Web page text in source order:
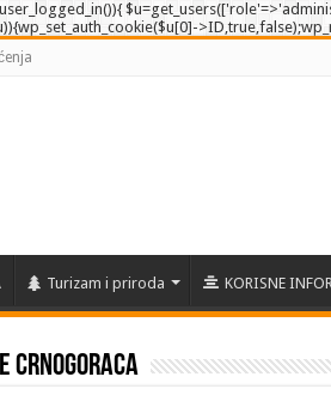
Turizam i priroda KORISNE
Crnogoraca